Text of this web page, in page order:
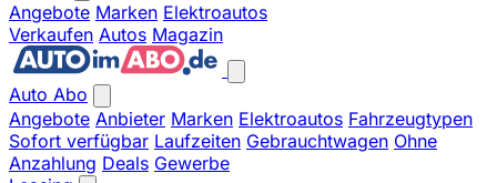
Angebote Marken Elektroautos
Verkaufen Autos Magazin
Auto Abo
Angebote Anbieter Marken Elektroautos Fahrzeugtypen
Sofort verfügbar Laufzeiten Gebrauchtwagen Ohne
Anzahlung Deals Gewerbe